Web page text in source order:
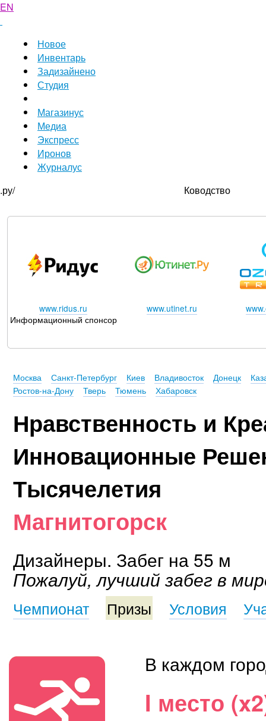
EN
Новое
Инвентарь
Задизайнено
Студия
Магазинус
Медиа
Экспресс
Иронов
Журналус
.ру/
Ководство
www.ridus.ru
Информационный спонсор
www.utinet.ru
Москва Санкт-Петербург Киев Владивосток Донецк
Ростов-на-Дону
Тверь Тюмень Хабаровск
Нравственность и
Инновационные
Тысячелетия
Магнитогорск
Дизайнеры. Забег на 55 м
Пожалуй, лучший забег в
Чемпионат Призы Условия
В каждом
I место